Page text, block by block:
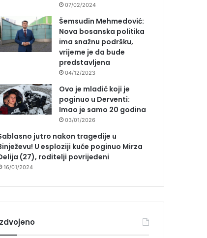
07/02/2024
Šemsudin Mehmedović:
Nova bosanska politika
ima snažnu podršku,
vrijeme je da bude
predstavljena
04/12/2023
Ovo je mladić koji je
poginuo u Derventi:
Imao je samo 20 godina
03/01/2026
jutro nakon tragedije u
U esploziji kuće poginuo Mirza
(27), roditelji povrijeđeni
16/01/2024